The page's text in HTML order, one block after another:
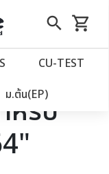
close
search
Skip
to
shopping_cart
รถเข็น
CU‑TEST
ม.ต้น(EP)
หรับ